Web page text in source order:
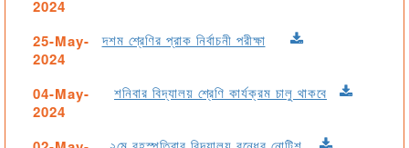
2024
25-May-
2024
দশম শ্রেণির প্রাক নির্বাচনী পরীক্ষা
04-May-
2024
শনিবার বিদ্যালয় শ্রেণি কার্যক্রম চালু থাকবে